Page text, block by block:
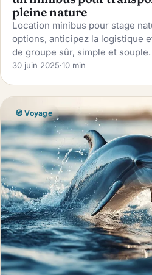
pleine nature
Location minibus pour stage
options, anticipez la logistique
de groupe sûr, simple et souple.
30 juin 2025·10 min
🧭 Voyage